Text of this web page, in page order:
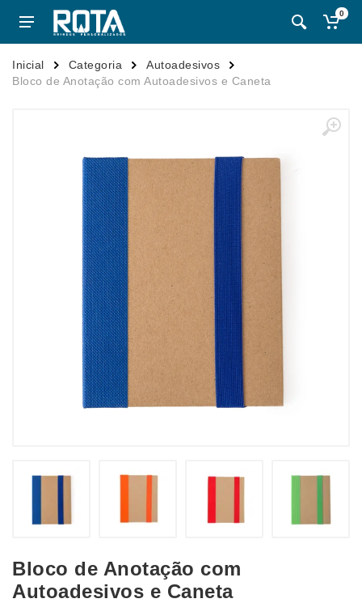
0
Inicial Categoria
Autoadesivos
Bloco de Anotação com Autoadesivos e Caneta
Bloco de Anotação com
Autoadesivos e Caneta